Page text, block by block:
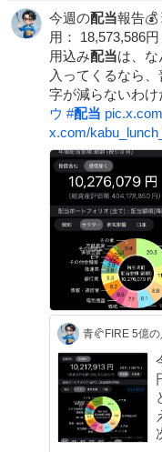
今週の配当報告💰
用： 18,573,586
用込み配当は、
入ってくるなら
字が減らないわ
ウ #配当
x.com/
青🥐FIRE 5億の